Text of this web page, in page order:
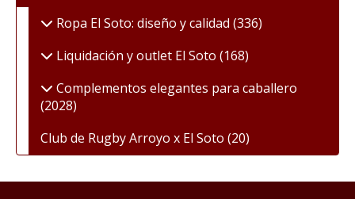
Ropa El Soto: diseño y calidad (336)
Liquidación y outlet El Soto (168)
Complementos elegantes para caballero
(2028)
Club de Rugby Arroyo x El Soto (20)